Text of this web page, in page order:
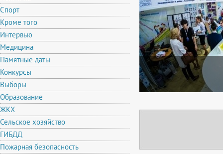
Спорт
Кроме того
Интервью
Медицина
Памятные даты
Конкурсы
Выборы
Образование
ЖКХ
Сельское хозяйство
ГИБДД
Пожарная безопасность